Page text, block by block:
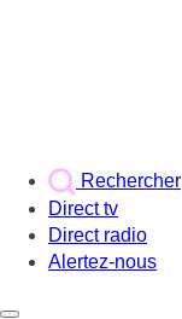
Rechercher
Direct tv
Direct radio
Alertez-nous